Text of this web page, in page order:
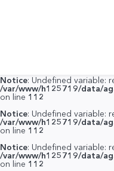
Notice: Undefined variable:
/var/www/h125719/data/
on line 112
Notice: Undefined variable:
/var/www/h125719/data/
on line 112
Notice: Undefined variable:
/var/www/h125719/data/
on line 112